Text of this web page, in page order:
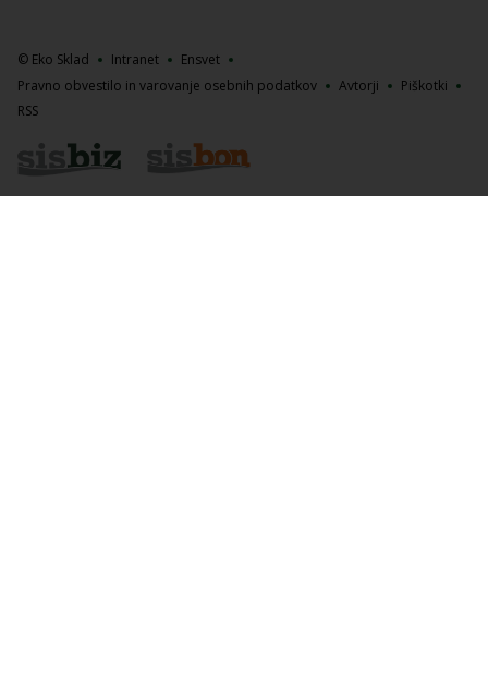
© Eko Sklad Intranet
Ensvet
Pravno obvestilo in varovanje osebnih podatkov
Avtorji
Piškotki
RSS